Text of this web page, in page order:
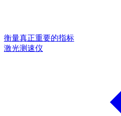
衡量真正重要的指标
激光测速仪